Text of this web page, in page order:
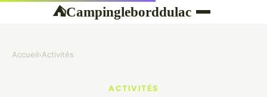
⛺Campingleborddulac
Accueil›Activités
ACTIVITÉS